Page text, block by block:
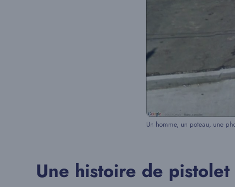
Un homme, un poteau, une
Une histoire de